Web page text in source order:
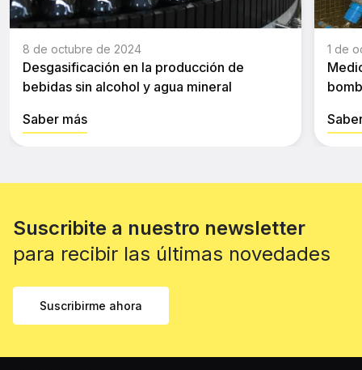
8 de octubre de 2024
Desgasificación en la producción de
bebidas sin alcohol y agua mineral
Saber más
1 de
Suscribite a nuestro newsletter
para recibir las últimas novedades
Suscribirme ahora